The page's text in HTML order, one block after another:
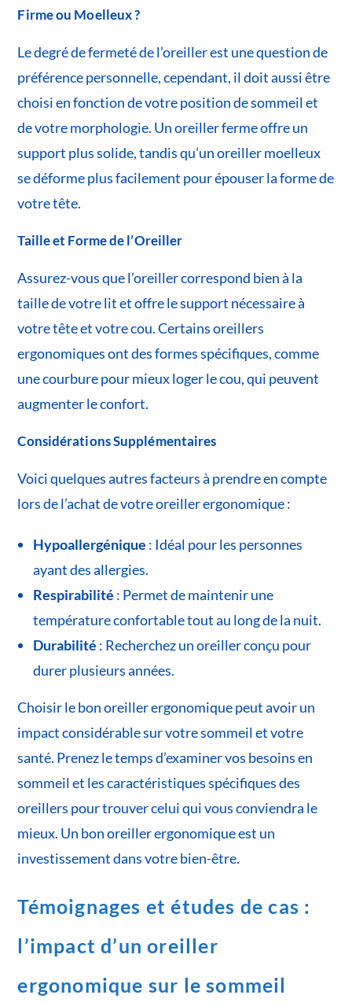
Firme ou Moelleux ?
Le degré de fermeté de l’oreiller est une question de
préférence personnelle, cependant, il doit aussi être
choisi en fonction de votre position de sommeil et
de votre morphologie. Un oreiller ferme offre un
support plus solide, tandis qu’un oreiller moelleux
se déforme plus facilement pour épouser la forme de
votre tête.
Taille et Forme de l’Oreiller
Assurez-vous que l’oreiller correspond bien à la
taille de votre lit et offre le support nécessaire à
votre tête et votre cou. Certains oreillers
ergonomiques ont des formes spécifiques, comme
une courbure pour mieux loger le cou, qui peuvent
augmenter le confort.
Considérations Supplémentaires
Voici quelques autres facteurs à prendre en compte
lors de l’achat de votre oreiller ergonomique :
Hypoallergénique : Idéal pour les personnes
ayant des allergies.
Respirabilité : Permet de maintenir une
température confortable tout au long de la nuit.
Durabilité : Recherchez un oreiller conçu pour
durer plusieurs années.
Choisir le bon oreiller ergonomique peut avoir un
impact considérable sur votre sommeil et votre
santé. Prenez le temps d’examiner vos besoins en
sommeil et les caractéristiques spécifiques des
oreillers pour trouver celui qui vous conviendra le
mieux. Un bon oreiller ergonomique est un
investissement dans votre bien-être.
Témoignages et études de cas :
l’impact d’un oreiller
ergonomique sur le sommeil